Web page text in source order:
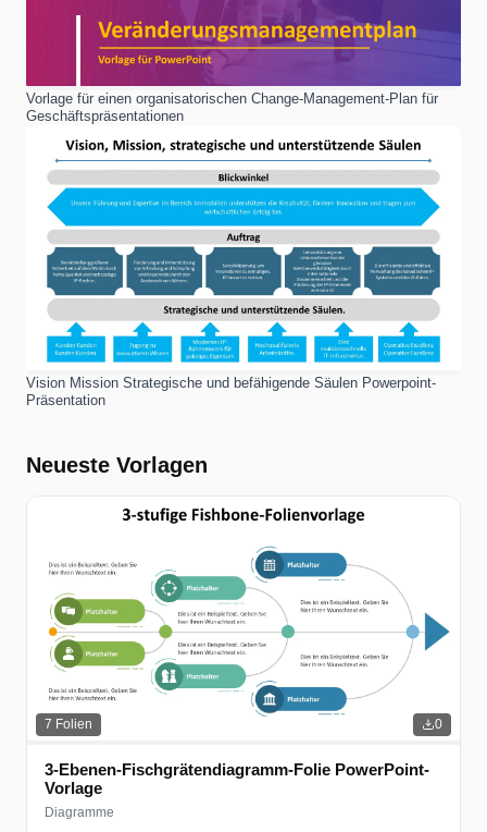
Vorlage für einen organisatorischen Change-Management-Plan für
Geschäftspräsentationen
Vision Mission Strategische und befähigende Säulen Powerpoint-
Präsentation
Neueste Vorlagen
7 Folien 0
3-Ebenen-Fischgrätendiagramm-Folie PowerPoint-
Vorlage
Diagramme